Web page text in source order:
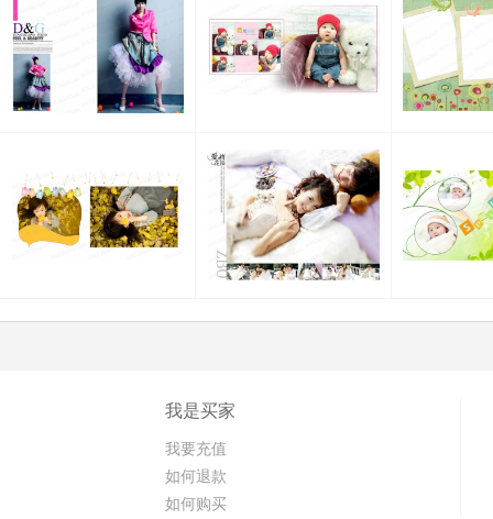
我是买家
我要充值
如何退款
如何购买